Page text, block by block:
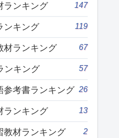
ランキング 147
ンキング 119
材ランキング 67
ンキング 57
参考書ランキング 26
ランキング 13
教材ランキング 2